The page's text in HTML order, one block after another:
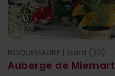
Auberge de Miemart
ROQUEMAURE | Gard (30)